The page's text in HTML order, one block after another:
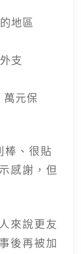
地區
支
萬元保
棒、很貼
感謝，但
來說更友
後再被加